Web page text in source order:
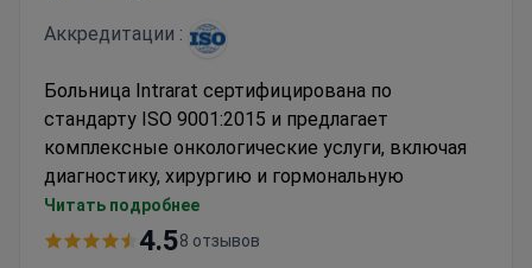
Аккредитации :
Больница Intrarat сертифицирована по
стандарту ISO 9001:2015 и предлагает
комплексные онкологические услуги, включая
диагностику, хирургию и гормональную
терапию.
Диагностические пакеты включают ПЭТ/КТ,
Читать подробнее
4.58 отзывов